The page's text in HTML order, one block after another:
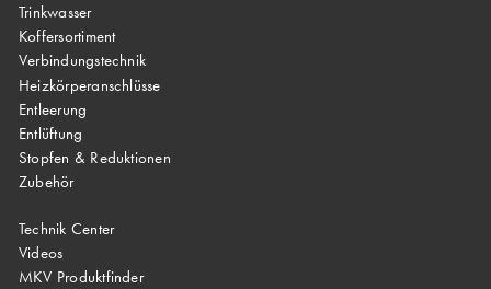
Trinkwasser
Koffersortiment
Verbindungstechnik
Heizkörperanschlüsse
Entleerung
Entlüftung
Stopfen & Reduktionen
Zubehör
Technik Center
Videos
MKV Produktfinder